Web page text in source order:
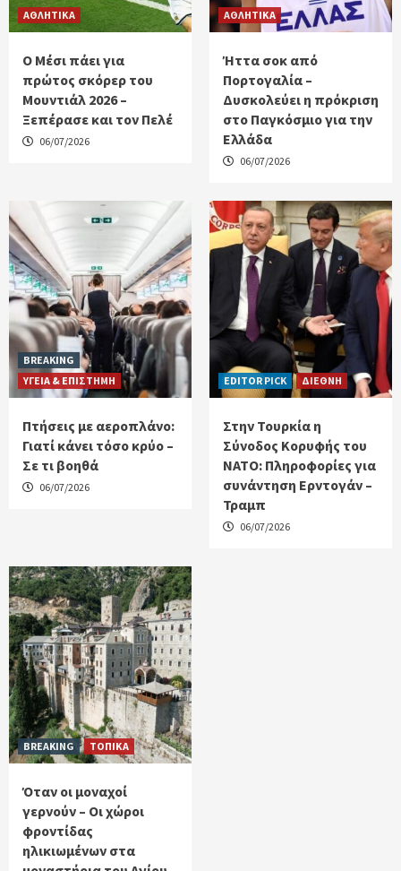
ΑΘΛΗΤΙΚΑ
Ο Μέσι πάει για
πρώτος σκόρερ του
Μουντιάλ 2026 –
Ξεπέρασε και τον Πελέ
06/07/2026
ΑΘΛΗΤΙΚΑ
Ήττα σοκ από
Πορτογαλία –
Δυσκολεύει η πρόκριση
στο Παγκόσμιο για την
Ελλάδα
06/07/2026
BREAKING
ΥΓΕΙΑ & ΕΠΙΣΤΗΜΗ
Πτήσεις με αεροπλάνο:
Γιατί κάνει τόσο κρύο –
Σε τι βοηθά
06/07/2026
EDITOR PICK ΔΙΕΘΝΗ
Στην Τουρκία η
Σύνοδος Κορυφής του
ΝΑΤΟ: Πληροφορίες για
συνάντηση Ερντογάν –
Τραμπ
06/07/2026
BREAKING ΤΟΠΙΚΑ
Όταν οι μοναχοί
γερνούν – Οι χώροι
φροντίδας
ηλικιωμένων στα